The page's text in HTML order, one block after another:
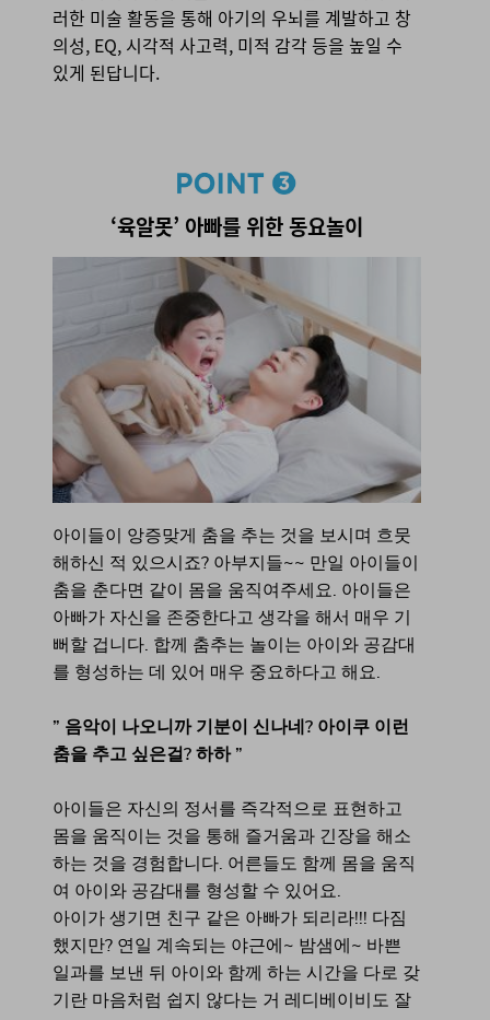
러한 미술 활동을 통해 아기의 우뇌를 계발하고 창
의성, EQ, 시각적 사고력, 미적 감각 등을 높일 수
있게 된답니다.
‘육알못’ 아빠를 위한 동요놀이
아이들이 앙증맞게 춤을 추는 것을 보시며 흐뭇
해하신 적 있으시죠? 아부지들~~ 만일 아이들이
춤을 춘다면 같이 몸을 움직여주세요. 아이들은
아빠가 자신을 존중한다고 생각을 해서 매우 기
뻐할 겁니다. 합께 춤추는 놀이는 아이와 공감대
를 형성하는 데 있어 매우 중요하다고 해요.
” 음악이 나오니까 기분이 신나네? 아이쿠 이런
춤을 추고 싶은걸? 하하 ”
아이들은 자신의 정서를 즉각적으로 표현하고
몸을 움직이는 것을 통해 즐거움과 긴장을 해소
하는 것을 경험합니다. 어른들도 함께 몸을 움직
여 아이와 공감대를 형성할 수 있어요.
아이가 생기면 친구 같은 아빠가 되리라!!! 다짐
했지만? 연일 계속되는 야근에~ 밤샘에~ 바쁜
일과를 보낸 뒤 아이와 함께 하는 시간을 다로 갖
기란 마음처럼 쉽지 않다는 거 레디베이비도 잘